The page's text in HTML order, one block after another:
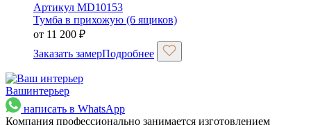
Артикул MD10153
Тумба в прихожую (6 ящиков)
от 11 200 ₽
Заказать замерПодробнее
Вашинтерьер
написать в WhatsApp
Компания профессионально занимается изготовлением